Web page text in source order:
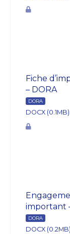
Fiche
– DORA
DORA
DOCX (0.1MB)
important
DORA
DOCX (0.2MB)